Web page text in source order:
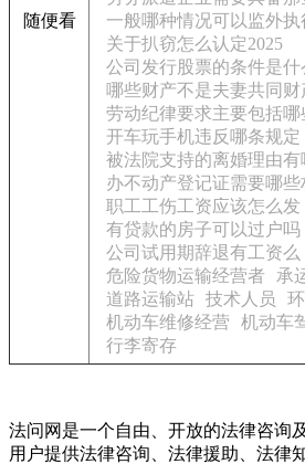
随便看
一般哪种情况可以监外执
关于扒窃怎么认定2025
公司发行股票的条件是什
哪些财产不是夫妻共同财
劳动纪律要求主要包括哪
开车玩手机违反哪条规定
被法院支持的离婚理由有
办不动产登记证需要哪些
职工工伤工资应该怎么发
有贷款的房子可以过户吗
公司试用期辞退有工资么
危险货物运输经营者
承
道路运输站 技术人员
机动车维修经营
机动车
行李寄存
法问网是一个自由、开放的法律咨询
用户提供法律咨询、法律援助、法律